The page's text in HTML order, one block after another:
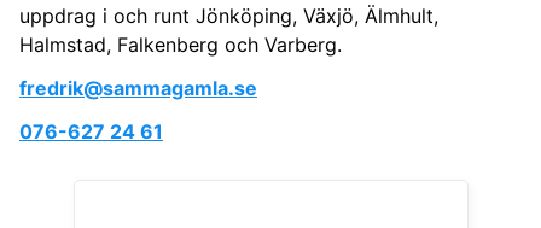
uppdrag i och runt Jönköping, Växjö, Älmhult,
Halmstad, Falkenberg och Varberg.
fredrik@sammagamla.se
076-627 24 61